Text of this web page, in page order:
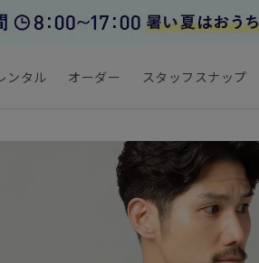
ンタル オーダー スタッフスナップ